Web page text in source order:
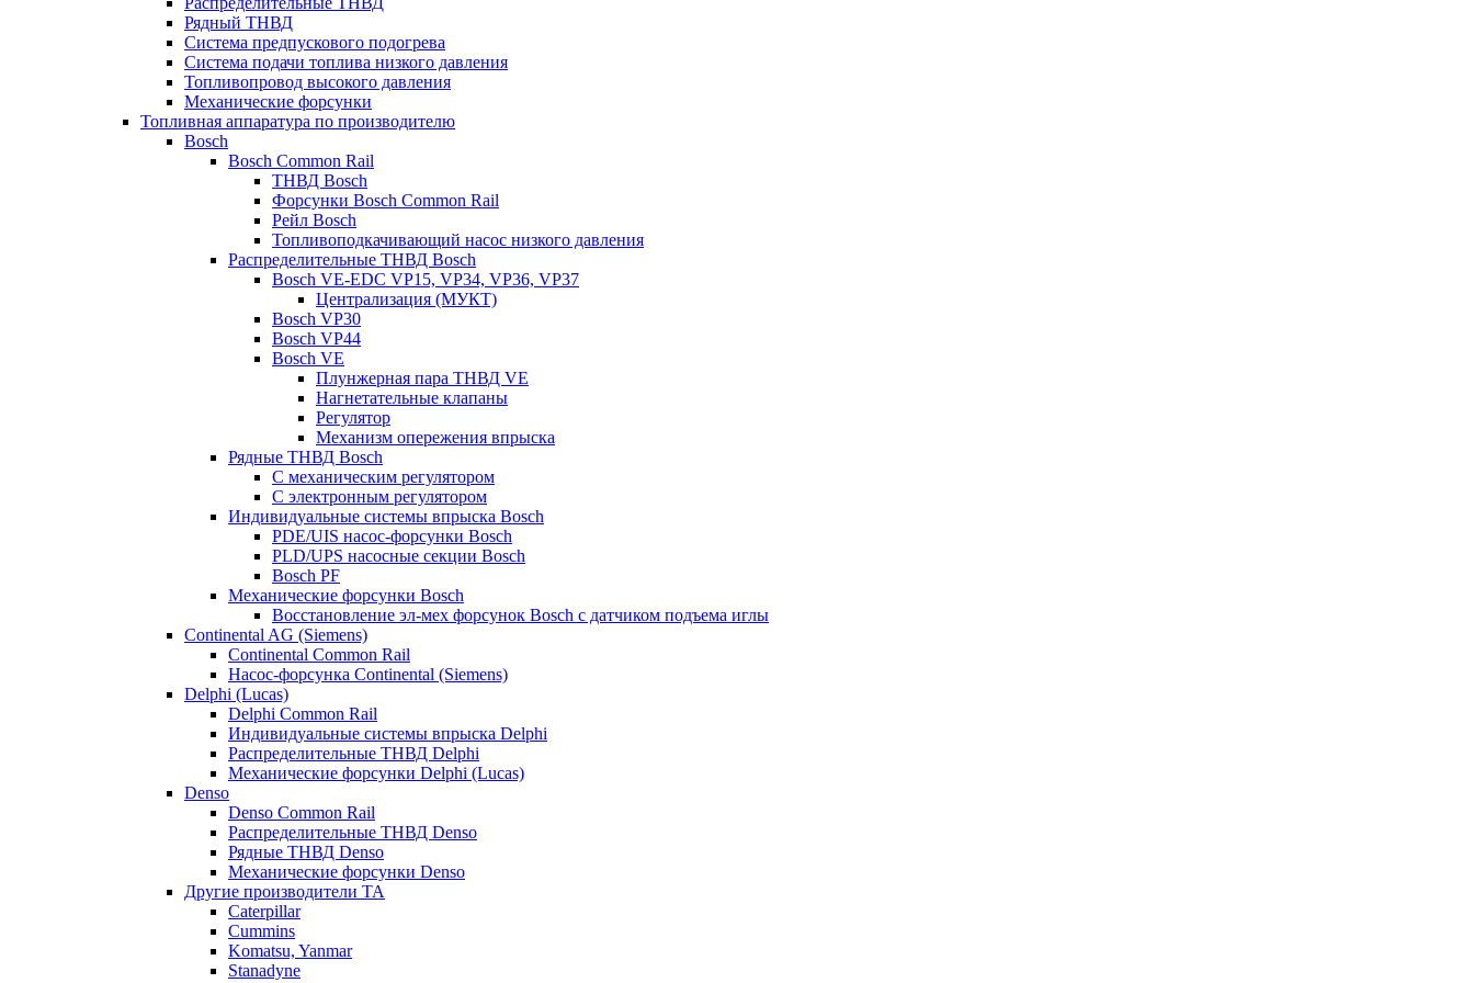
Рядный ТНВД
Система предпускового подогрева
Система подачи топлива низкого давления
Топливопровод высокого давления
Механические форсунки
Топливная аппаратура по производителю
Bosch
Bosch Common Rail
ТНВД Bosch
Форсунки Bosch Common Rail
Рейл Bosch
Топливоподкачивающий насос низкого давления
Распределительные ТНВД Bosch
Bosch VE-EDC VP15, VP34, VP36, VP37
Централизация (МУКТ)
Bosch VP30
Bosch VP44
Bosch VE
Плунжерная пара ТНВД VE
Нагнетательные клапаны
Регулятор
Механизм опережения впрыска
Рядные ТНВД Bosch
С механическим регулятором
С электронным регулятором
Индивидуальные системы впрыска Bosch
PDE/UIS насос-форсунки Bosch
PLD/UPS насосные секции Bosch
Bosch PF
Механические форсунки Bosch
Восстановление эл-мех форсунок Bosch с датчиком подъема иглы
Continental AG (Siemens)
Continental Common Rail
Насос-форсунка Continental (Siemens)
Delphi (Lucas)
Delphi Common Rail
Индивидуальные системы впрыска Delphi
Распределительные ТНВД Delphi
Механические форсунки Delphi (Lucas)
Denso
Denso Common Rail
Распределительные ТНВД Denso
Рядные ТНВД Denso
Механические форсунки Denso
Другие производители ТА
Caterpillar
Cummins
Komatsu, Yanmar
Stanadyne